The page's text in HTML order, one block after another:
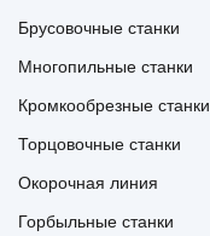
Брусовочные станки
Многопильные станки
Кромкообрезные станки
Торцовочные станки
Окорочная линия
Горбыльные станки